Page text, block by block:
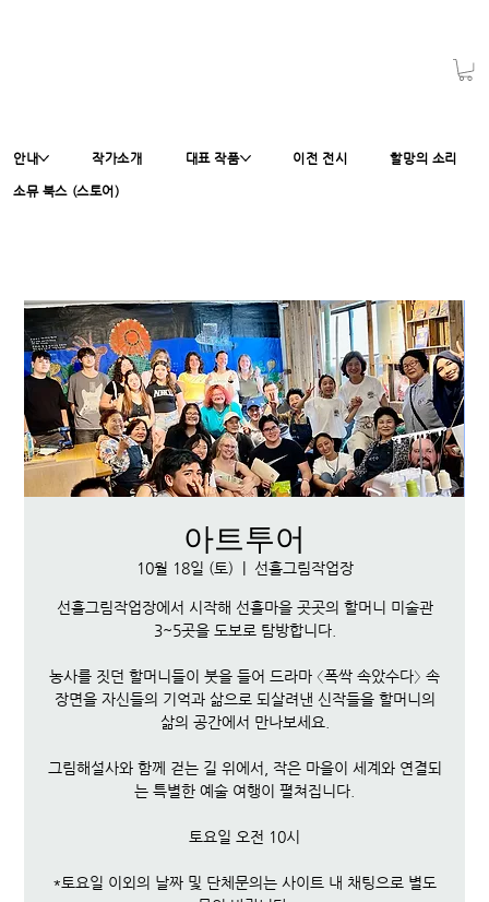
안내 작가소개 대표 작품 이전 전시 할망의 소리
소뮤 북스 (스토어)
아트투어
10월 18일 (토) 선흘그림작업장
선흘그림작업장에서 시작해 선흘마을 곳곳의 할머니 미술관
3~5곳을 도보로 탐방합니다.
농사를 짓던 할머니들이 붓을 들어 드라마 〈폭싹 속았수다〉 속
장면을 자신들의 기억과 삶으로 되살려낸 신작들을 할머니의
삶의 공간에서 만나보세요.
그림해설사와 함께 걷는 길 위에서, 작은 마을이 세계와 연결되
는 특별한 예술 여행이 펼쳐집니다.
토요일 오전 10시
*토요일 이외의 날짜 및 단체문의는 사이트 내 채팅으로 별도